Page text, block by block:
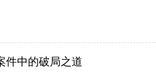
件中的破局之道